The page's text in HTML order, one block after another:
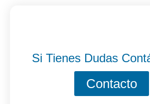
Si Tienes Dudas
Contacto